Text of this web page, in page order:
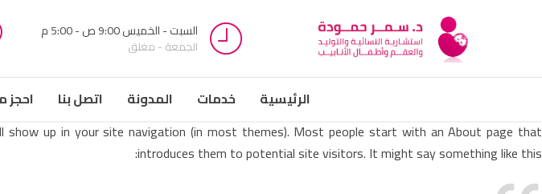
السبت - الخميس 9:00 ص - 5:00 م
الجمعة - مغلق
الرئيسية خدمات المدونة اتصل بنا
احجز
up in your site navigation (in most themes). Most people start with an About page that
introduces them to potential site visitors. It might say something like this: